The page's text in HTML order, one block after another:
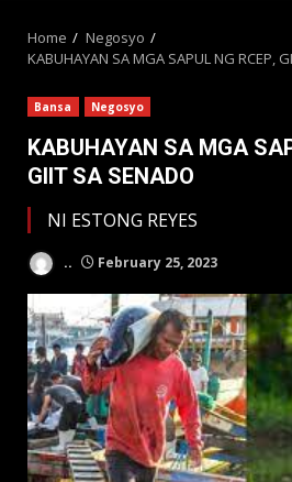
Home
Negosyo
KABUHAYAN SA MGA SAPUL NG RCEP,
Bansa Negosyo
KABUHAYAN SA MGA
GIIT SA SENADO
NI ESTONG REYES
.. February 25, 2023